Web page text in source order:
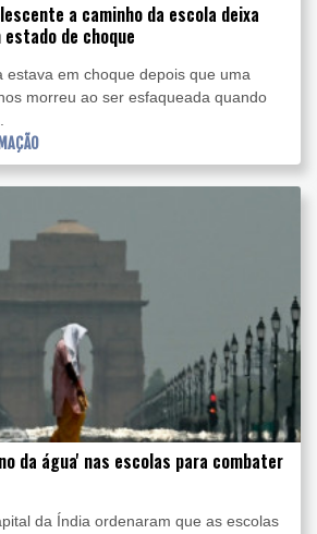
a caminho da escola deixa
de choque
estava em choque depois que uma
morreu ao ser esfaqueada quando
da água' nas escolas para combater
da Índia ordenaram que as escolas